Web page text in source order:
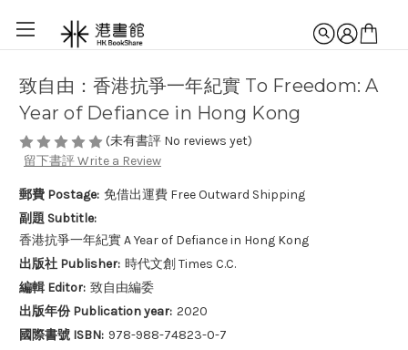
致自由：香港抗爭一年紀實 To Freedom: A
Year of Defiance in Hong Kong
(未有書評 No reviews yet)
留下書評 Write a Review
郵費 Postage: 免借出運費 Free Outward Shipping
副題 Subtitle:
香港抗爭一年紀實 A Year of Defiance in Hong Kong
出版社 Publisher: 時代文創 Times C.C.
編輯 Editor: 致自由編委
出版年份 Publication year: 2020
國際書號 ISBN: 978-988-74823-0-7